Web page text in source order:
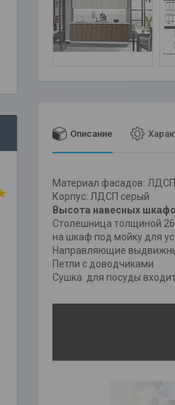
Описание
Материал фасадов: ЛДСП
Корпус: ЛДСП серый
Высота навесных
Столешница толщиной
на шкаф под мойку для
Направляющие
Петли с доводчиками
Сушка для посуды